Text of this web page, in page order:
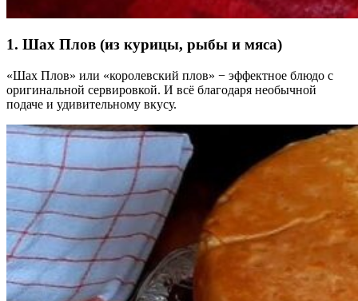
1. Шах Плов (из курицы, рыбы и мяса)
«Шах Плов» или «королевский плов» − эффектное блюдо с
оригинальной сервировкой. И всё благодаря необычной
подаче и удивительному вкусу.